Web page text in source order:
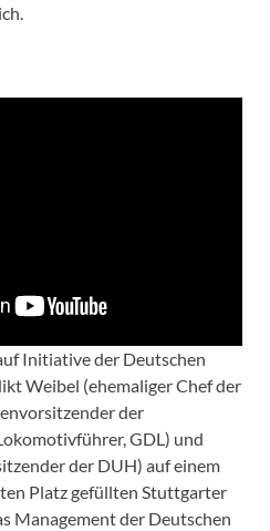
Initiative der Deutschen
Weibel (ehemaliger Chef der
der
GDL) und
der DUH) auf einem
Platz gefüllten Stuttgarter
Management der Deutschen